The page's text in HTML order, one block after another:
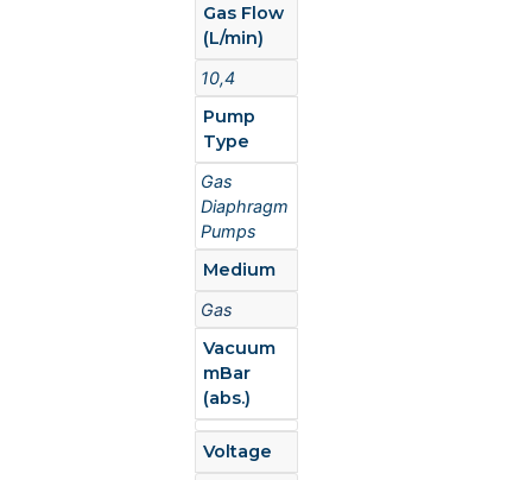
Gas Flow
(L/min)
10,4
Pump
Type
Gas
Diaphragm
Pumps
Medium
Gas
Vacuum
mBar
(abs.)
Voltage